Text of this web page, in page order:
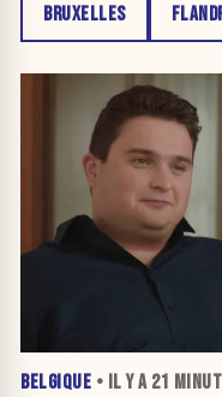
BRUXELLES
BELGIQUE • IL Y A 21